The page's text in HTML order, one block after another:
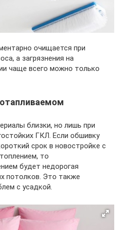
очищается при
а загрязнения на
чаще всего можно только
близки, но лишь при
ГКЛ. Если обшивку
срок в новостройке с
то
будет недорогая
потолков. Это также
с усадкой.